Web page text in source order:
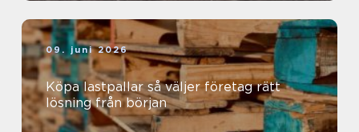
09. juni 2026
Köpa lastpallar så väljer företag rätt
lösning från början